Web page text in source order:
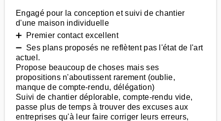
Engagé pour la conception et suivi de chantier
d'une maison individuelle
➕ Premier contact excellent
➖ Ses plans proposés ne reflètent pas l'état de l'art
actuel.
Propose beaucoup de choses mais ses
propositions n'aboutissent rarement (oublie,
manque de compte-rendu, délégation)
Suivi de chantier déplorable, compte-rendu vide,
passe plus de temps à trouver des excuses aux
entreprises qu'à leur faire corriger leurs erreurs,